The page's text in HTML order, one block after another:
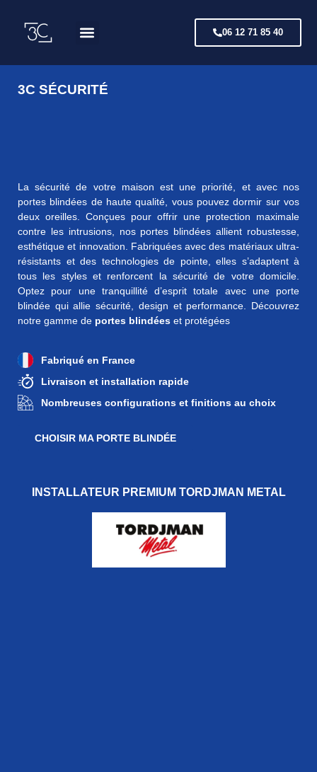
06 12 71 85 40
3C SÉCURITÉ
La sécurité de votre maison est une priorité, et avec nos
portes blindées de haute qualité, vous pouvez dormir sur vos
deux oreilles. Conçues pour offrir une protection maximale
contre les intrusions, nos portes blindées allient robustesse,
esthétique et innovation. Fabriquées avec des matériaux ultra-
résistants et des technologies de pointe, elles s’adaptent à
tous les styles et renforcent la sécurité de votre domicile.
Optez pour une tranquillité d’esprit totale avec une porte
blindée qui allie sécurité, design et performance. Découvrez
notre gamme de portes blindées et protégées
Fabriqué en France
Livraison et installation rapide
Nombreuses configurations et finitions au choix
CHOISIR MA PORTE BLINDÉE
INSTALLATEUR PREMIUM TORDJMAN METAL